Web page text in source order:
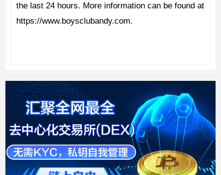
the last 24 hours. More information can be found at
https://www.boysclubandy.com.